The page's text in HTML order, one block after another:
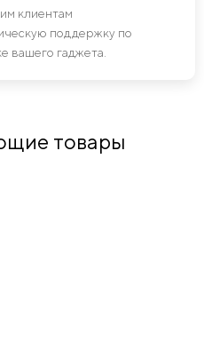
клиентам
поддержку по
вашего гаджета.
товары